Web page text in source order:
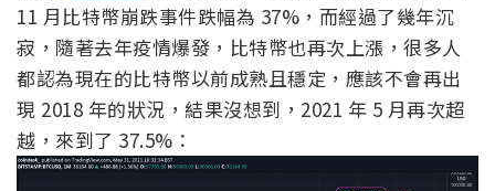
11 月比特幣崩跌事件跌幅為 37%，而經過了幾年沉
寂，隨著去年疫情爆發，比特幣也再次上漲，很多人
都認為現在的比特幣以前成熟且穩定，應該不會再出
現 2018 年的狀況，結果沒想到，2021 年 5 月再次超
越，來到了 37.5%：